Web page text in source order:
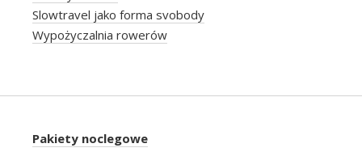
Slowtravel jako forma svobody
Wypożyczalnia rowerów
Pakiety noclegowe